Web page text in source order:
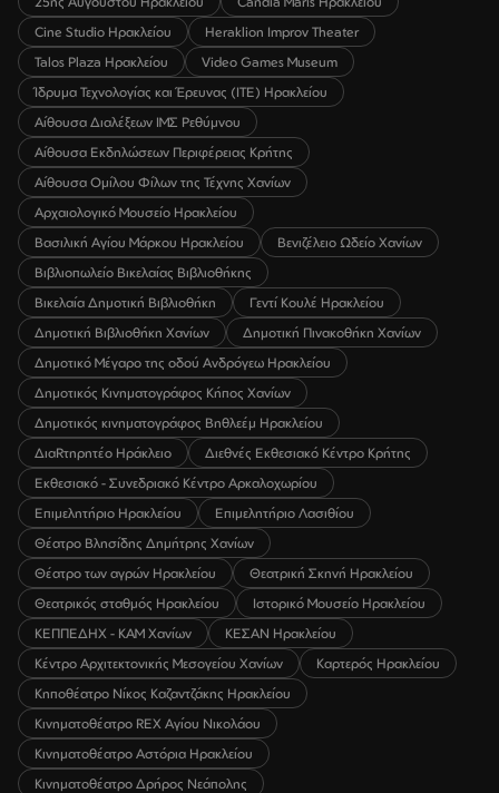
Cine Studio Ηρακλείου
Heraklion Improv Theater
Talos Plaza Ηρακλείου
Video Games Museum
Ίδρυμα Τεχνολογίας και Έρευνας (ΙΤΕ) Ηρακλείου
Αίθουσα Διαλέξεων ΙΜΣ Ρεθύμνου
Αίθουσα Εκδηλώσεων Περιφέρειας Κρήτης
Αίθουσα Ομίλου Φίλων της Τέχνης Χανίων
Αρχαιολογικό Μουσείο Ηρακλείου
Βασιλική Αγίου Μάρκου Ηρακλείου
Βενιζέλειο Ωδείο Χανίων
Βιβλιοπωλείο Βικελαίας Βιβλιοθήκης
Βικελαία Δημοτική Βιβλιοθήκη
Γεντί Κουλέ Ηρακλείου
Δημοτική Βιβλιοθήκη Χανίων
Δημοτική Πινακοθήκη Χανίων
Δημοτικό Μέγαρο της οδού Ανδρόγεω Ηρακλείου
Δημοτικός Κινηματογράφος Κήπος Χανίων
Δημοτικός κινηματογράφος Βηθλεέμ Ηρακλείου
ΔιαRτηρητέο Ηράκλειο
Διεθνές Εκθεσιακό Κέντρο Κρήτης
Εκθεσιακό - Συνεδριακό Κέντρο Αρκαλοχωρίου
Επιμελητήριο Ηρακλείου
Επιμελητήριο Λασιθίου
Θέατρο Βλησίδης Δημήτρης Χανίων
Θέατρο των αγρών Ηρακλείου
Θεατρική Σκηνή Ηρακλείου
Θεατρικός σταθμός Ηρακλείου
Ιστορικό Μουσείο Ηρακλείου
ΚΕΠΠΕΔΗΧ - ΚΑΜ Χανίων
ΚΕΣΑΝ Ηρακλείου
Κέντρο Αρχιτεκτονικής Μεσογείου Χανίων
Καρτερός Ηρακλείου
Κηποθέατρο Νίκος Καζαντζάκης Ηρακλείου
Κινηματοθέατρο REX Αγίου Νικολάου
Κινηματοθέατρο Αστόρια Ηρακλείου
Κινηματοθέατρο Δρήρος Νεάπολης